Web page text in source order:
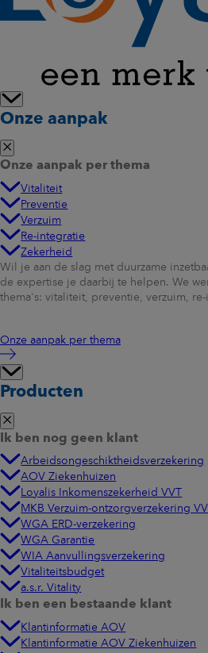
Onze aanpak
Onze aanpak per thema
Vitaliteit
Preventie
Verzuim
Re-integratie
Zekerheid
Wil je aan de slag met duurzame
de expertise je daarbij te helpen. We
thema's: vitaliteit, preventie, verzuim,
Onze aanpak per thema
Producten
Ik ben nog geen klant
Arbeidsongeschiktheidsverzekering
AOV Ziekenhuizen
Loyalis Inkomenszekerheid VVT
MKB Verzuim-ontzorgverzekering
WGA ERD-verzekering
WGA Garantie
WIA Aanvullingsverzekering
Vitaliteitsbudget
a.s.r. Vitality
Ik ben een bestaande klant
Klantinformatie AOV
Klantinformatie AOV Ziekenhuizen